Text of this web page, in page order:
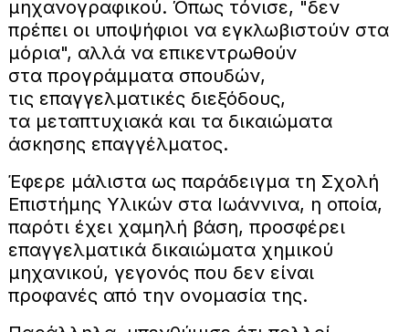
μηχανογραφικού. Όπως τόνισε, "δεν
πρέπει οι υποψήφιοι να εγκλωβιστούν στα
μόρια", αλλά να επικεντρωθούν
στα προγράμματα σπουδών,
τις επαγγελματικές διεξόδους,
τα μεταπτυχιακά και τα δικαιώματα
άσκησης επαγγέλματος.
Έφερε μάλιστα ως παράδειγμα τη Σχολή
Επιστήμης Υλικών στα Ιωάννινα, η οποία,
παρότι έχει χαμηλή βάση, προσφέρει
επαγγελματικά δικαιώματα χημικού
μηχανικού, γεγονός που δεν είναι
προφανές από την ονομασία της.